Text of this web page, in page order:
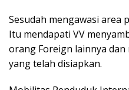
Sesudah mengawasi area
Itu mendapati VV
orang Foreign lainnya
yang telah disiapkan.